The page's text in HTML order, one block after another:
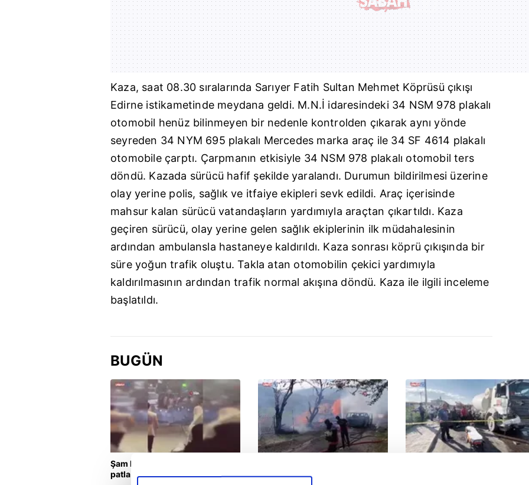
Kaza, saat 08.30 sıralarında Sarıyer Fatih Sultan Mehmet Köprüsü çıkışı
Edirne istikametinde meydana geldi. M.N.İ idaresindeki 34 NSM 978 plakalı
otomobil henüz bilinmeyen bir nedenle kontrolden çıkarak aynı yönde
seyreden 34 NYM 695 plakalı Mercedes marka araç ile 34 SF 4614 plakalı
otomobile çarptı. Çarpmanın etkisiyle 34 NSM 978 plakalı otomobil ters
döndü. Kazada sürücü hafif şekilde yaralandı. Durumun bildirilmesi üzerine
olay yerine polis, sağlık ve itfaiye ekipleri sevk edildi. Araç içerisinde
mahsur kalan sürücü vatandaşların yardımıyla araçtan çıkartıldı. Kaza
geçiren sürücü, olay yerine gelen sağlık ekiplerinin ilk müdahalesinin
ardından ambulansla hastaneye kaldırıldı. Kaza sonrası köprü çıkışında bir
süre yoğun trafik oluştu. Takla atan otomobilin çekici yardımıyla
kaldırılmasının ardından trafik normal akışına döndü. Kaza ile ilgili inceleme
başlatıldı.
BUGÜN
Şam kırsalında minibüste
patlama: Ölü ve yaralılar var
Komşusunu öldürüp evini ve